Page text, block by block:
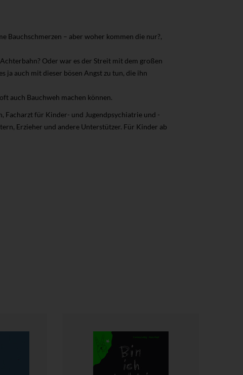
Bauchschmerzen – aber woher kommen die nur?,
Oder war es der Streit mit dem großen
ja auch mit dieser bösen Angst zu tun, die ihn
auch Bauchweh machen können.
Facharzt für Kinder- und Jugendpsychiatrie und -
Erzieher und andere Unterstützer. Für Kinder ab